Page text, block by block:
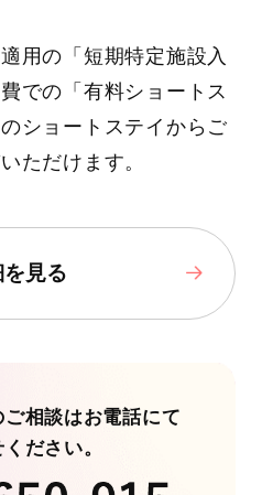
用の「短期特定施設入
での「有料ショートス
ショートステイからご
ただけます。
見る
相談はお電話にて
ださい。